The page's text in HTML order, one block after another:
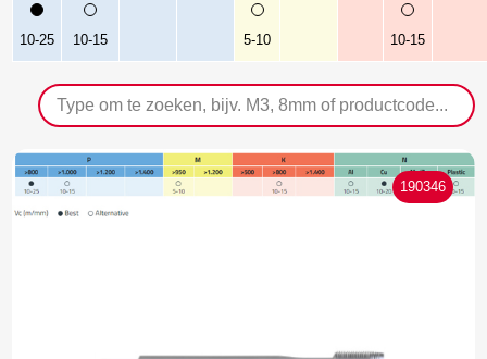
10-25 10-15 5-10 10-15
190346